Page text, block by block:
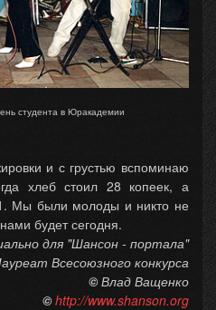
студента в Юракадемии
и с грустью вспоминаю
хлеб стоил 28 копеек, а
Мы были молоды и никто не
будет сегодня.
для "Шансон - портала"
Всесоюзного конкурса
©Влад Ващенко
© http://www.shanson.org